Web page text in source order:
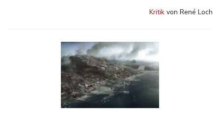
Kritik von René Loch